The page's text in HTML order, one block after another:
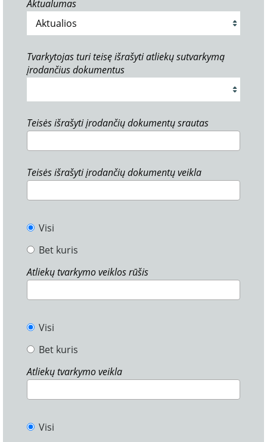
Aktualumas
Tvarkytojas turi teisę išrašyti atliekų sutvarkymą
įrodančius dokumentus
Teisės išrašyti įrodančių dokumentų srautas
Teisės išrašyti įrodančių dokumentų veikla
Visi
Bet kuris
Atliekų tvarkymo veiklos rūšis
Visi
Bet kuris
Atliekų tvarkymo veikla
Visi